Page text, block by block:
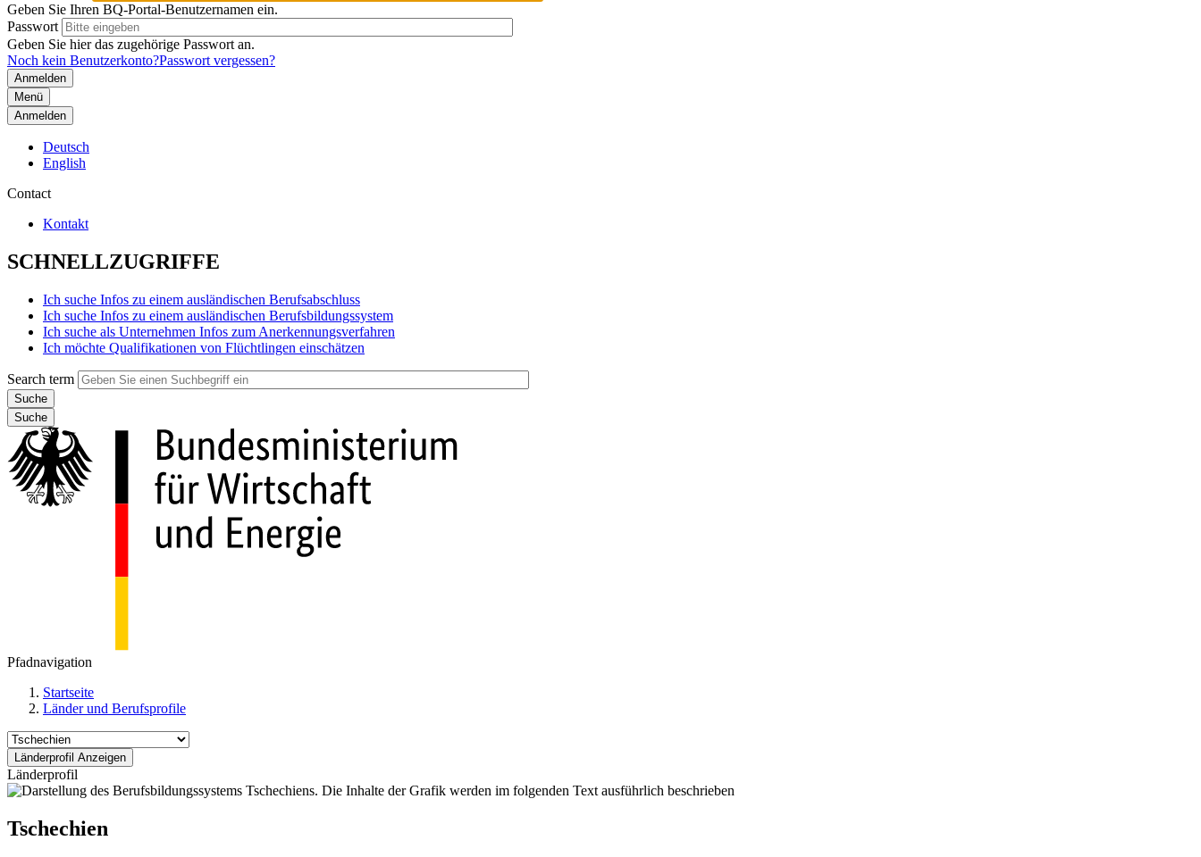
Geben Sie Ihren BQ-Portal-Benutzernamen ein.
Passwort
Geben Sie hier das zugehörige Passwort an.
Noch kein Benutzerkonto?Passwort vergessen?
Menü
Anmelden
Deutsch
English
Contact
Kontakt
SCHNELLZUGRIFFE
Ich suche Infos zu einem ausländischen Berufsabschluss
Ich suche Infos zu einem ausländischen Berufsbildungssystem
Ich suche als Unternehmen Infos zum Anerkennungsverfahren
Ich möchte Qualifikationen von Flüchtlingen einschätzen
Search term
Suche
Pfadnavigation
Startseite
Länder und Berufsprofile
Länderprofil
Tschechien